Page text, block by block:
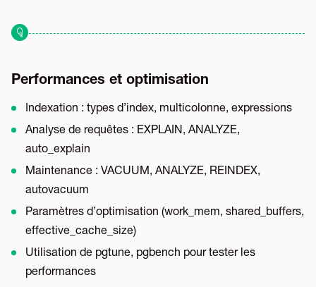
Performances et optimisation
Indexation : types d’index, multicolonne, expressions
Analyse de requêtes : EXPLAIN, ANALYZE,
auto_explain
Maintenance : VACUUM, ANALYZE, REINDEX,
autovacuum
Paramètres d’optimisation (work_mem, shared_buffers,
effective_cache_size)
Utilisation de pgtune, pgbench pour tester les
performances